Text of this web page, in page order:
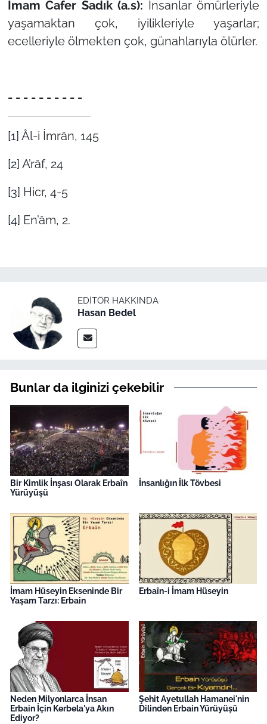
İmam Cafer Sadık (a.s): İnsanlar ömürleriyle
yaşamaktan çok, iyilikleriyle yaşarlar;
ecelleriyle ölmekten çok, günahlarıyla ölürler.
- - - - - - - - - -
[1] Âl-i İmrân, 145
[2] A’râf, 24
[3] Hicr, 4-5
[4] En’âm, 2.
EDITÖR HAKKINDA
Hasan Bedel
Bunlar da ilginizi çekebilir
Bir Kimlik İnşası Olarak Erbaîn
Yürüyüşü
İnsanlığın İlk Tövbesi
İmam Hüseyin Ekseninde Bir
Yaşam Tarzı: Erbain
Erbaîn-i İmam Hüseyin
Neden Milyonlarca İnsan
Erbain İçin Kerbela'ya Akın
Ediyor?
Şehit Ayetullah Hamanei'nin
Dilinden Erbain Yürüyüşü